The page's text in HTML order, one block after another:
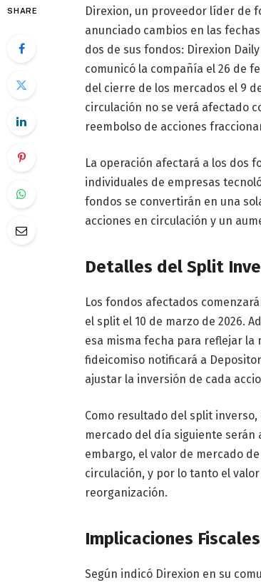
SHARE
Direxion, un proveedor líder de
anunciado cambios en las
dos de sus fondos: Direxion Daily
comunicó la compañía el 26 de
del cierre de los mercados el 9
circulación no se verá afectado
reembolso de acciones
La operación afectará a los dos
individuales de empresas
fondos se convertirán en una
acciones en circulación y un
Detalles del Split
Los fondos afectados
el split el 10 de marzo de 2026.
esa misma fecha para reflejar
fideicomiso notificará a
ajustar la inversión de cada
Como resultado del split
mercado del día siguiente serán
embargo, el valor de mercado
circulación, y por lo tanto el
reorganización.
Implicaciones
Según indicó Direxion en su